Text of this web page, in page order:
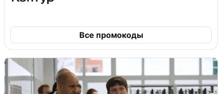
Все промокоды